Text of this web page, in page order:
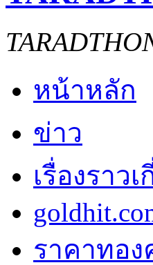
หน้าหลัก
ข่าว
เรื่องราว
ราคาทอ